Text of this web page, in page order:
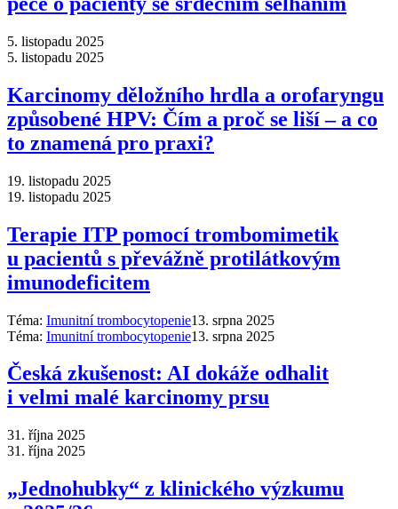
5. listopadu 2025
5. listopadu 2025
Karcinomy děložního hrdla a orofaryngu
způsobené HPV: Čím a proč se liší –⁠ a co
to znamená pro praxi?
19. listopadu 2025
19. listopadu 2025
Terapie ITP pomocí trombomimetik
u pacientů s převážně protilátkovým
imunodeficitem
Téma: Imunitní trombocytopenie13. srpna 2025
Téma: Imunitní trombocytopenie13. srpna 2025
Česká zkušenost: AI dokáže odhalit
i velmi malé karcinomy prsu
31. října 2025
31. října 2025
„Jednohubky“ z klinického výzkumu